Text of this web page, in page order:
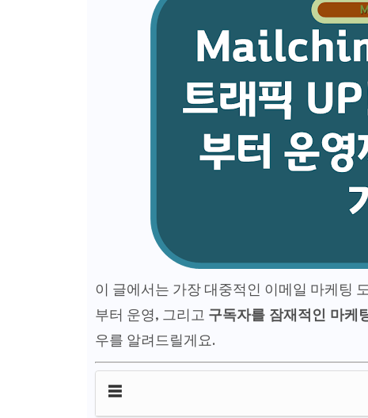
이 글에서는 가장 대중적인 이메일 마케팅
부터 운영, 그리고 구독자를 잠재적인 마케
우를 알려드릴게요.
☰